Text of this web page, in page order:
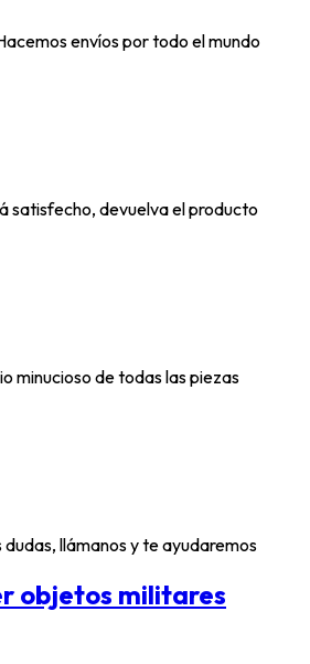
envíos por todo el mundo
satisfecho, devuelva el producto
minucioso de todas las piezas
dudas, llámanos y te ayudaremos
objetos militares